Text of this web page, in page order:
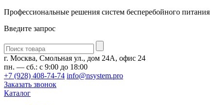
Профессиональные решения систем бесперебойного питания
Введите запрос
Введите
запрос
г. Москва, Смольная ул., дом 24А, офис 24
пн. — сб.: с 9:00 до 18:00
+7 (928) 408-74-74 info@nsystem.pro
Заказать звонок
Каталог